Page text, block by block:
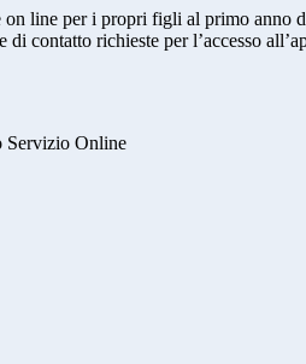
line per i propri figli al primo
contatto richieste per l’accesso
Servizio Online